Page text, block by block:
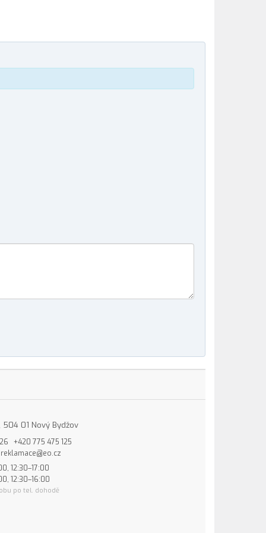
504 01 Nový Bydžov
+420 775 475 125
reklamace@eo.cz
12:30–17:00
12:30–16:00
po tel. dohodě